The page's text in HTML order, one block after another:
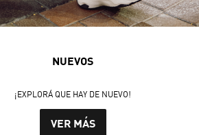
NUEVOS
¡EXPLORÁ QUE HAY DE NUEVO!
VER MÁS